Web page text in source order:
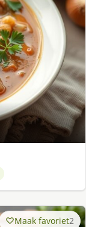
Maak favoriet2